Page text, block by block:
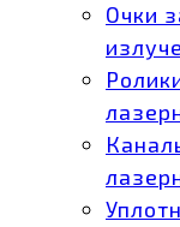
Очки